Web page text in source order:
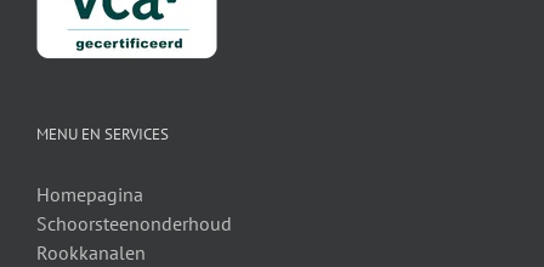
MENU EN SERVICES
Homepagina
Schoorsteenonderhoud
Rookkanalen